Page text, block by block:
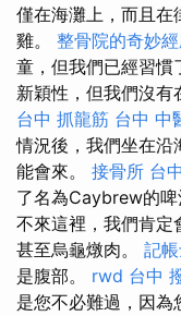
僅在海灘上，而且在
雞。 整骨院的奇妙
童，但我們已經習慣
新穎性，但我們沒有
台中 抓龍筋 台中 中
情況後，我們坐在沿
能會來。 接骨所 台
了名為Caybrew的
不來這裡，我們肯定
甚至烏龜燉肉。 記
是腹部。 rwd 台中
是您不必難過，因為